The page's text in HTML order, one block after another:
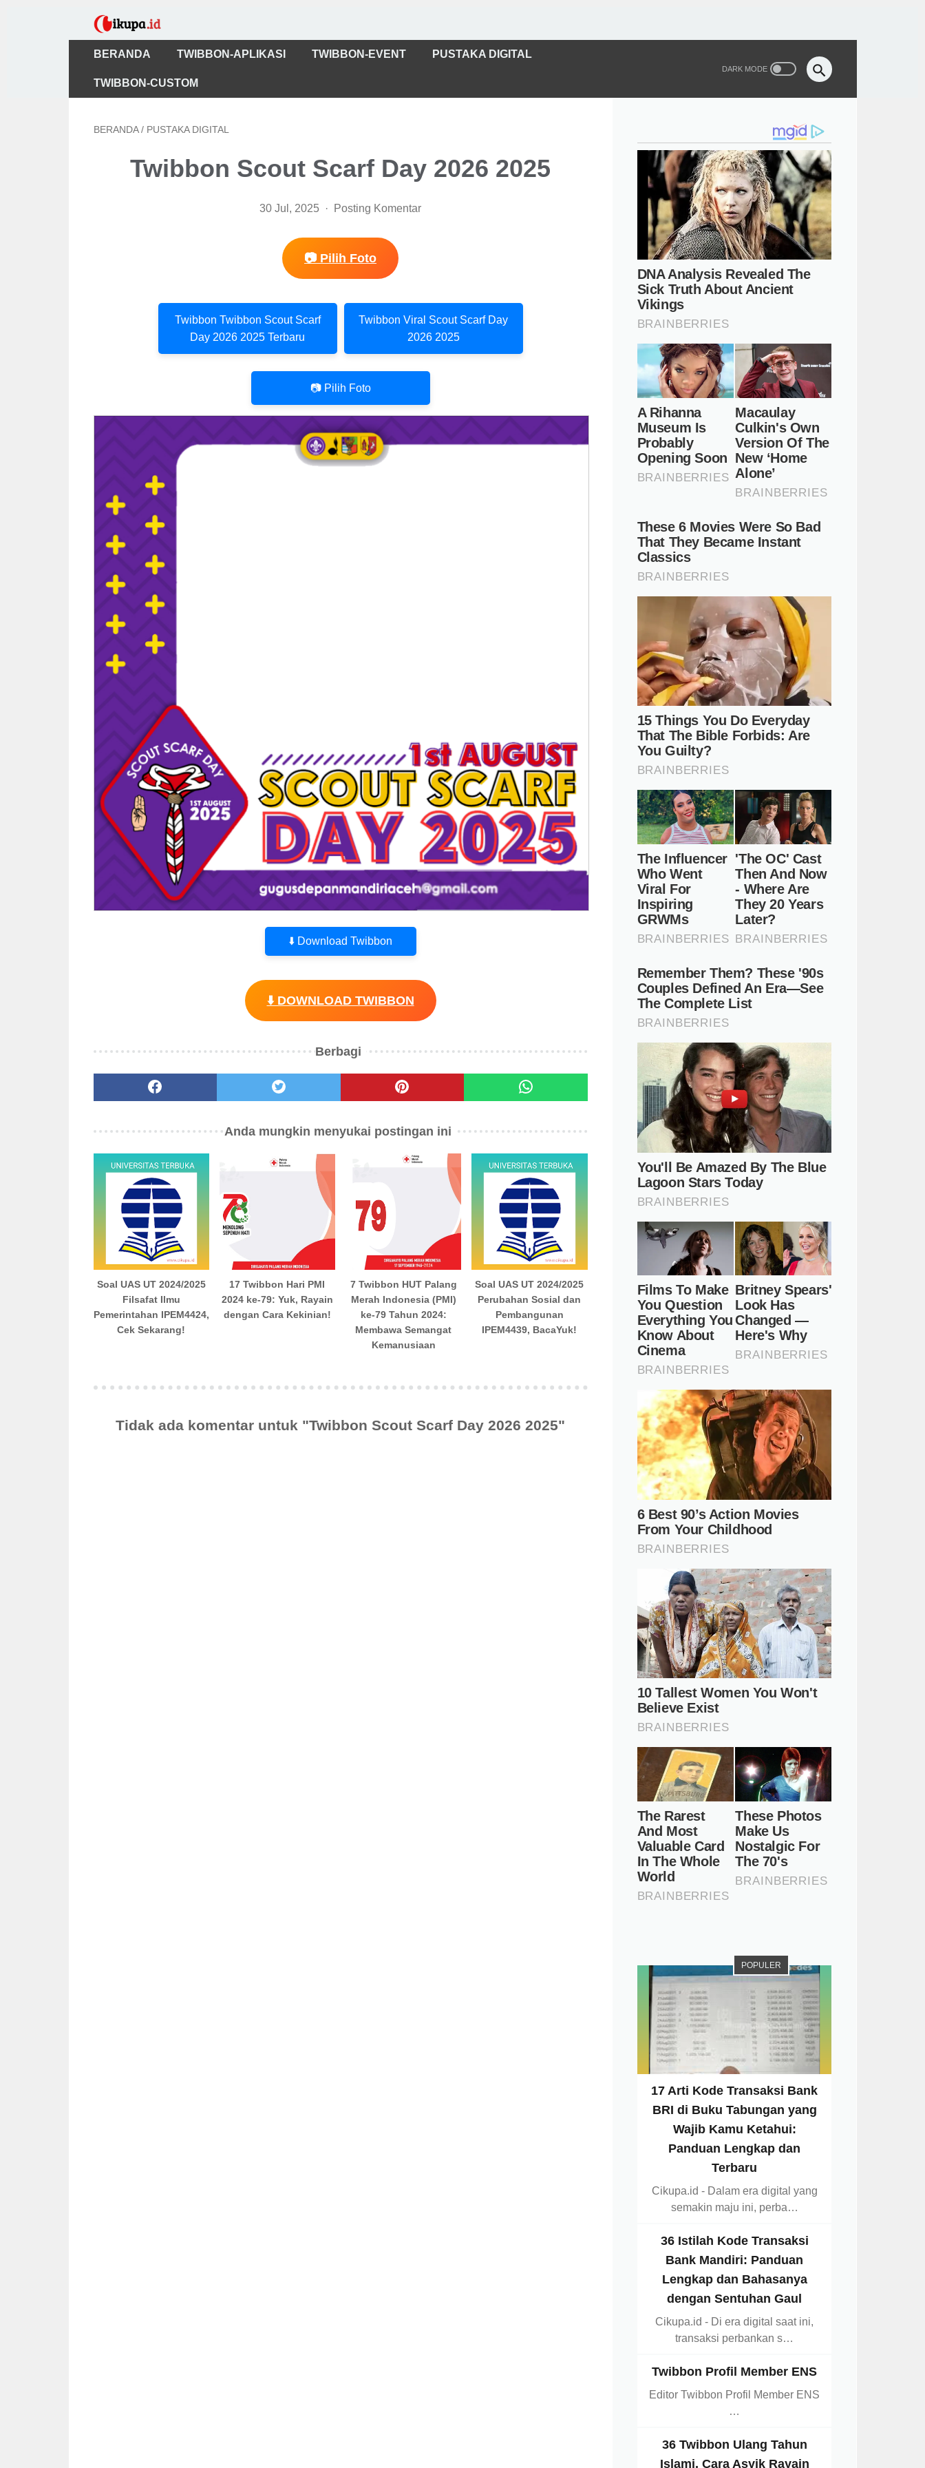
BERANDA TWIBBON-APLIKASI TWIBBON-EVENT PUSTAKA DIGITAL
TWIBBON-CUSTOM
BERANDA / PUSTAKA DIGITAL
Twibbon Scout Scarf Day 2026 2025
30 Jul, 2025 Posting Komentar
📷 Pilih Foto
Twibbon Twibbon Scout Scarf
Day 2026 2025 Terbaru
Twibbon Viral Scout Scarf Day
2026 2025
📷 Pilih Foto
⬇️ Download Twibbon
⬇️ DOWNLOAD TWIBBON
Berbagi
Anda mungkin menyukai postingan ini
Soal UAS UT 2024/2025
Filsafat Ilmu
Pemerintahan IPEM4424,
Cek Sekarang!
17 Twibbon Hari PMI
2024 ke-79: Yuk, Rayain
dengan Cara Kekinian!
7 Twibbon HUT Palang
Merah Indonesia (PMI)
ke-79 Tahun 2024:
Membawa Semangat
Kemanusiaan
Soal UAS UT 2024/2025
Perubahan Sosial dan
Pembangunan
IPEM4439, BacaYuk!
Tidak ada komentar untuk "Twibbon Scout Scarf Day 2026 2025"
POPULER
17 Arti Kode Transaksi Bank
BRI di Buku Tabungan yang
Wajib Kamu Ketahui:
Panduan Lengkap dan
Terbaru
Cikupa.id - Dalam era digital yang
semakin maju ini, perba…
36 Istilah Kode Transaksi
Bank Mandiri: Panduan
Lengkap dan Bahasanya
dengan Sentuhan Gaul
Cikupa.id - Di era digital saat ini,
transaksi perbankan s…
Twibbon Profil Member ENS
Editor Twibbon Profil Member ENS
…
36 Twibbon Ulang Tahun
Islami, Cara Asyik Rayain